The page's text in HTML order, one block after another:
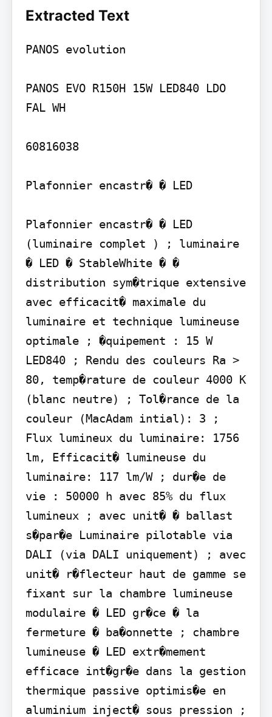
Extracted Text
PANOS evolution
PANOS EVO R150H 15W LED840 LDO
FAL WH
60816038
Plafonnier encastr� � LED
Plafonnier encastr� � LED
(luminaire complet ) ; luminaire
� LED � StableWhite � �
distribution sym�trique extensive
avec efficacit� maximale du
luminaire et technique lumineuse
optimale ; �quipement : 15 W
LED840 ; Rendu des couleurs Ra >
80, temp�rature de couleur 4000 K
(blanc neutre) ; Tol�rance de la
couleur (MacAdam intial): 3 ;
Flux lumineux du luminaire: 1756
lm, Efficacit� lumineuse du
luminaire: 117 lm/W ; dur�e de
vie : 50000 h avec 85% du flux
lumineux ; avec unit� � ballast
s�par�e Luminaire pilotable via
DALI (via DALI uniquement) ; avec
unit� r�flecteur haut de gamme se
fixant sur la chambre lumineuse
modulaire � LED gr�ce � la
fermeture � ba�onnette ; chambre
lumineuse � LED extr�mement
efficace int�gr�e dans la gestion
thermique passive optimis�e en
aluminium inject� sous pression ;